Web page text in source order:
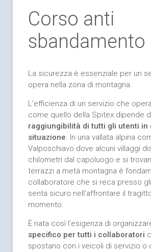
Corso anti
sbandamento
La sicurezza è essenziale per un
opera nella zona di montagna.
L’efficienza di un servizio che
come quello della Spitex dipende
raggiungibilità di tutti gli utenti in
situazione. In una vallata alpina
Valposchiavo dove alcuni villaggi
chilometri dal capoluogo e si
terrazzi a metà montagna è
collaboratore che si reca presso
senta sicuro nell'affrontare il
momento.
È nata così l’esigenza di
specifico per tutti i collaboratori
spostano con i veicoli di servizio o